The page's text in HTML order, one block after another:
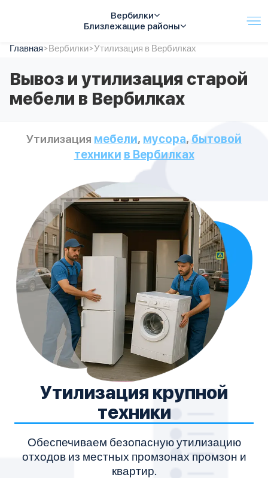
Вербилки
Близлежащие районы
Услуги
Автопарк
Тарифы
Акции
Контакты
Главная>Вербилки>Утилизация в Вербилках
Вывоз и утилизация старой
мебели в Вербилках
Утилизация мебели, мусора, бытовой
техники в Вербилках
Утилизация крупной
техники
Обеспечиваем безопасную утилизацию
отходов из местных промзонах промзон и
квартир.